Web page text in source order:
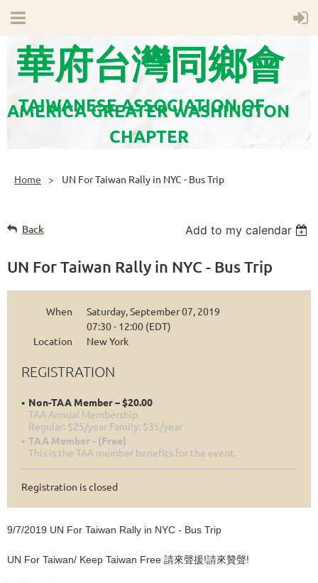
華府台灣同鄉會
TAIWANESE ASSOCIATION OF
AMERICA GREATER WASHINGTON
CHAPTER
Home UN For Taiwan Rally in NYC - Bus Trip
Back Add to my calendar
UN For Taiwan Rally in NYC - Bus Trip
When
Saturday, September 07, 2019
07:30 - 12:00 (EDT)
Location
New York
REGISTRATION
Non-TAA Member – $20.00
TAA Annual Membership
Regular: $25/year Family: $35/year
TAA Member - (Free)
This is the TAA member benefits for the event.
Registration is closed
9/7/2019 UN For Taiwan Rally in NYC - Bus Trip
UN For Taiwan/ Keep Taiwan Free 請來聲援!請來贊聲!